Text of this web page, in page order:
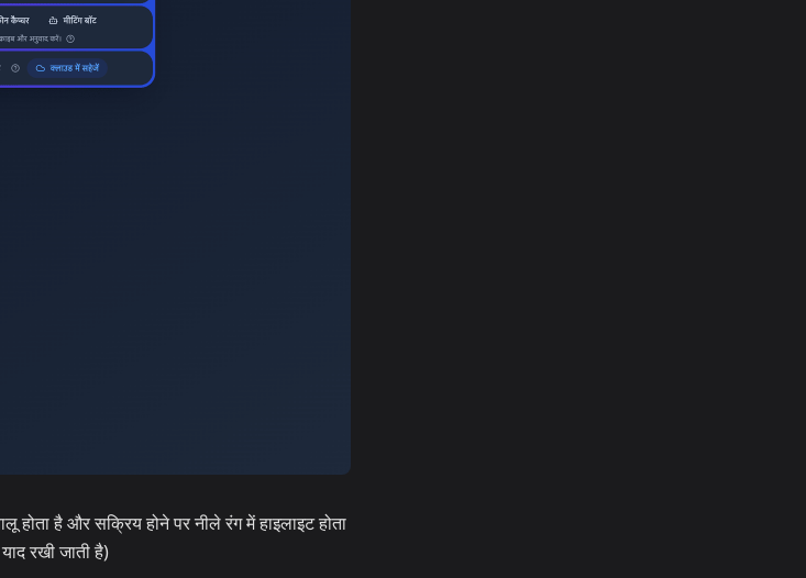
है और सक्रिय होने पर नीले रंग में हाइलाइट होता
रखी जाती है)